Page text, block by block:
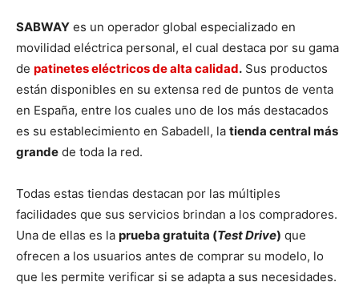
SABWAY es un operador global especializado en
movilidad eléctrica personal, el cual destaca por su gama
de patinetes eléctricos de alta calidad. Sus productos
están disponibles en su extensa red de puntos de venta
en España, entre los cuales uno de los más destacados
es su establecimiento en Sabadell, la tienda central más
grande de toda la red.
Todas estas tiendas destacan por las múltiples
facilidades que sus servicios brindan a los compradores.
Una de ellas es la prueba gratuita (Test Drive) que
ofrecen a los usuarios antes de comprar su modelo, lo
que les permite verificar si se adapta a sus necesidades.